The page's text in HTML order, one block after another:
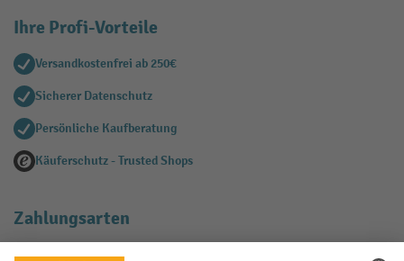
Ihre Profi-Vorteile
Versandkostenfrei ab 250€
Sicherer Datenschutz
Persönliche Kaufberatung
Käuferschutz - Trusted Shops
Zahlungsarten